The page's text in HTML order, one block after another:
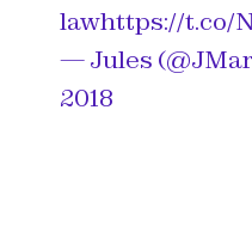
lawhttps://t.co/
— Jules
2018